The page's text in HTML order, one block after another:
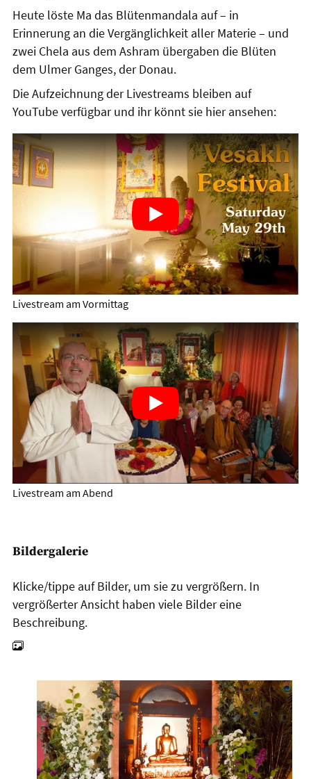
Heute löste Ma das Blütenmandala auf – in
Erinnerung an die Vergänglichkeit aller Materie – und
zwei Chela aus dem Ashram übergaben die Blüten
dem Ulmer Ganges, der Donau.
Die Aufzeichnung der Livestreams bleiben auf
YouTube verfügbar und ihr könnt sie hier ansehen:
Livestream am Vormittag
Livestream am Abend
Bildergalerie
Klicke/tippe auf Bilder, um sie zu vergrößern. In
vergrößerter Ansicht haben viele Bilder eine
Beschreibung.